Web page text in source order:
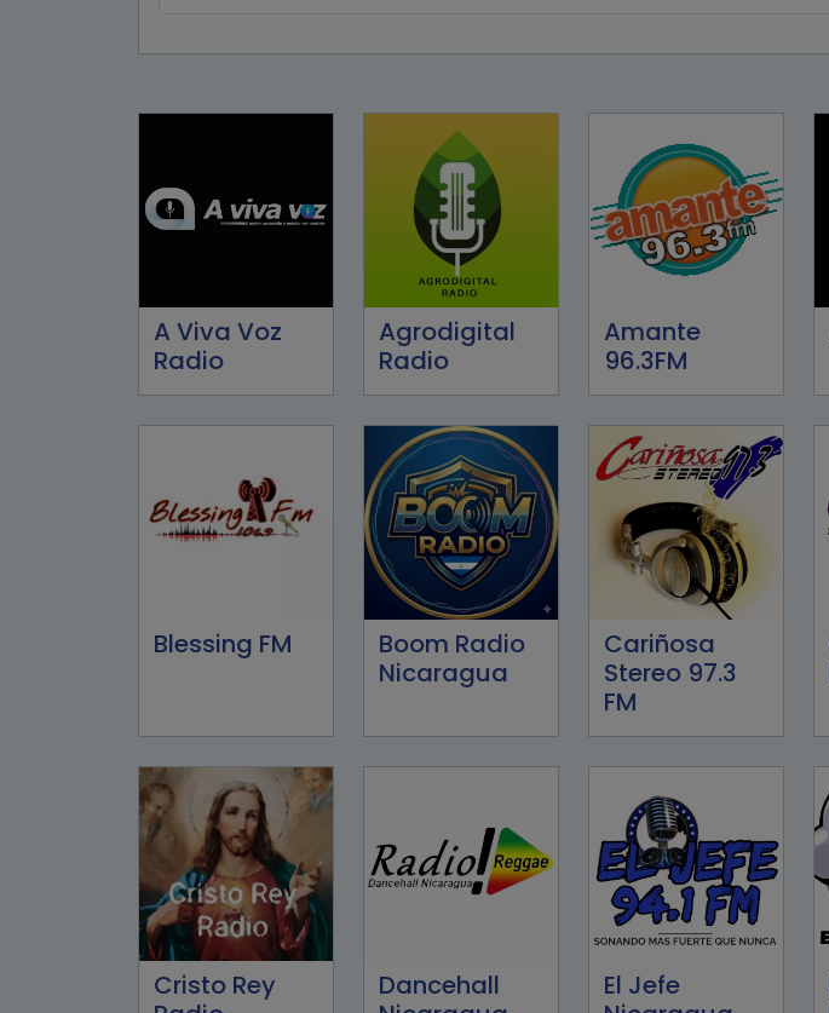
A Viva Voz
Radio
Agrodigital
Radio
Amante
96.3FM
Blessing FM
Boom Radio
Nicaragua
Cariñosa
Stereo 97.3
FM
Cristo Rey
Dancehall
El Jefe